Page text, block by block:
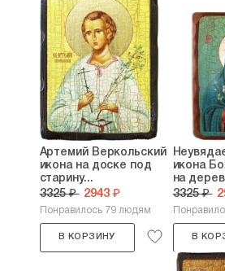
Артемий Веркольский
икона на доске под
старину...
3325 ₽ 2943 ₽
Понравилось 79 людям
В КОРЗИНУ
икона
на
3325 ₽
В